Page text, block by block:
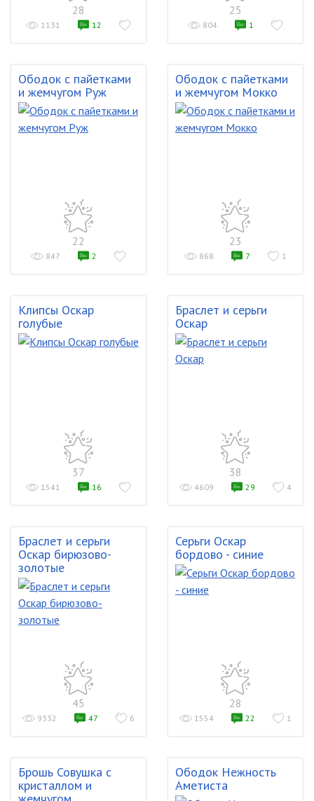
28
1131 12
25
804 1
Ободок с пайетками
и жемчугом Руж
22
847 2
Ободок с пайетками
и жемчугом Мокко
23
868 7 1
Клипсы Оскар
голубые
37
1541 16
Браслет и серьги
Оскар
38
4609 29 4
Браслет и серьги
Оскар бирюзово-
золотые
45
9332 47 6
Серьги Оскар
бордово - синие
28
1554 22 1
Брошь Совушка с
кристаллом и
Ободок Нежность
Аметиста